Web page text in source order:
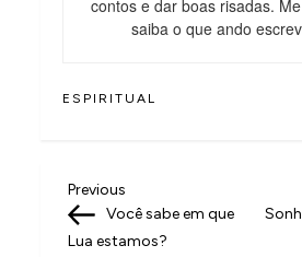
contos e dar boas risadas.
saiba o que ando
ESPIRITUAL
N
a
Previous
Post
Previous
Você sabe em que
Lua estamos?